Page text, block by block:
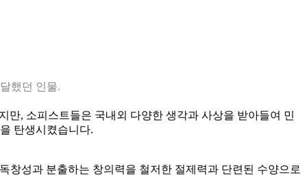
했던 인물.
만, 소피스트들은 국내외 다양한 생각과 사상을 받아들여 민
탄생시켰습니다.
창성과 분출하는 창의력을 철저한 절제력과 단련된 수양으로